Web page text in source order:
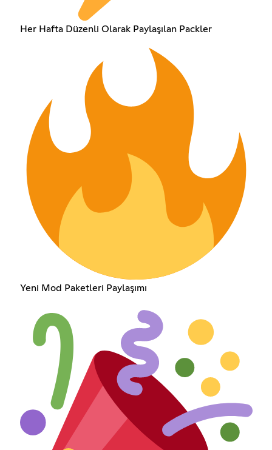
Her Hafta Düzenli Olarak Paylaşılan Packler
Yeni Mod Paketleri Paylaşımı